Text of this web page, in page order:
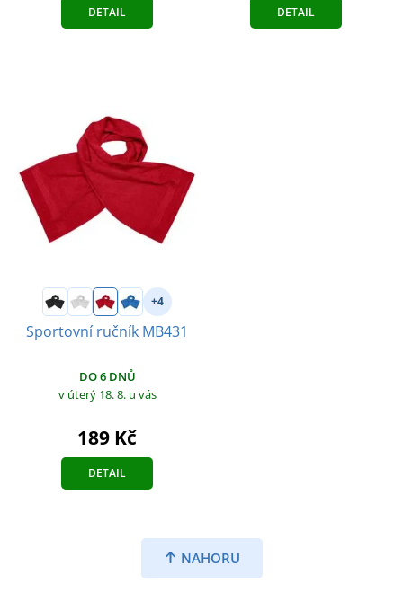
DETAIL DETAIL
+4
Sportovní ručník MB431
DO 6 DNŮ
v úterý 18. 8. u vás
189 Kč
DETAIL
NAHORU